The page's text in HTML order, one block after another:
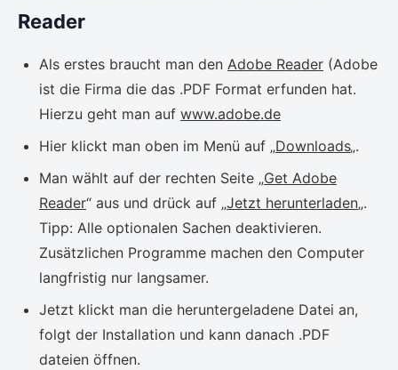
Reader
Als erstes braucht man den Adobe Reader (Adobe
ist die Firma die das .PDF Format erfunden hat.
Hierzu geht man auf www.adobe.de
Hier klickt man oben im Menü auf „Downloads„.
Man wählt auf der rechten Seite „Get Adobe
Reader“ aus und drück auf „Jetzt herunterladen„.
Tipp: Alle optionalen Sachen deaktivieren.
Zusätzlichen Programme machen den Computer
langfristig nur langsamer.
Jetzt klickt man die heruntergeladene Datei an,
folgt der Installation und kann danach .PDF
dateien öffnen.